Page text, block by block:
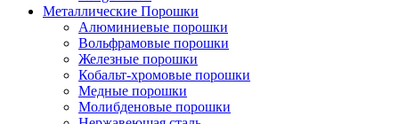
Металлические Порошки
Алюминиевые порошки
Вольфрамовые порошки
Железные порошки
Кобальт-хромовые порошки
Медные порошки
Молибденовые порошки